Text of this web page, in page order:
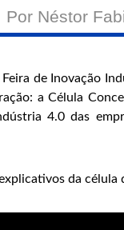
Por Néstor
de Inovação
a Célula
4.0 das
da célula